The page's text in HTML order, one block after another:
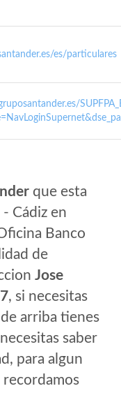
es/particulares
que esta
Cádiz en
Banco
de
Jose
, si necesitas
arriba tienes
saber
para algun
recordamos